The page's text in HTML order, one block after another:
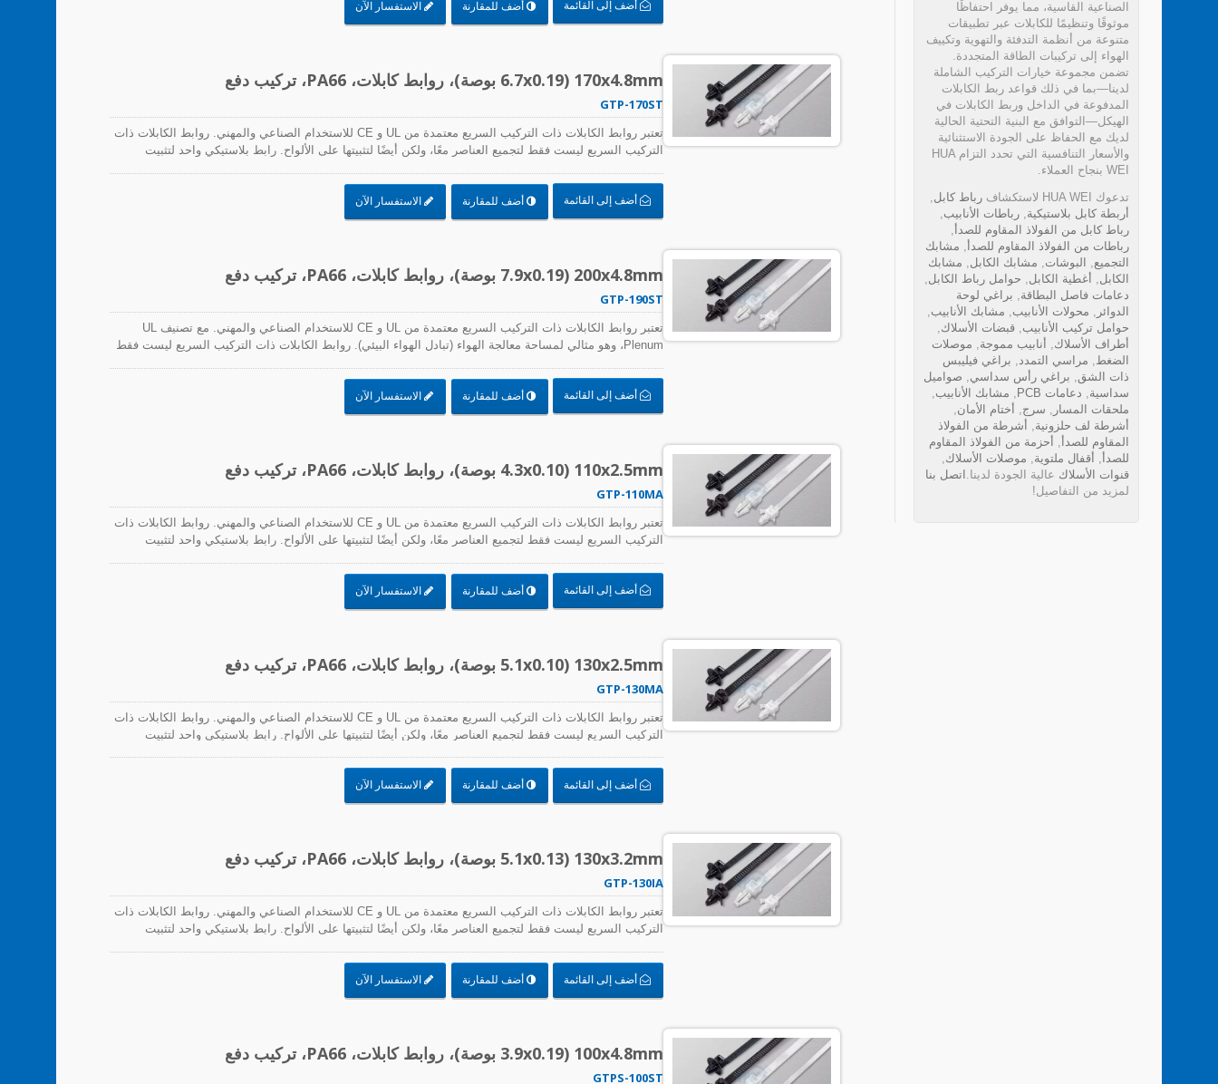
أضف إلى القائمة أضف للمقارنة الاستفسار الآن
170x4.8mm (6.7x0.19 بوصة)، روابط كابلات، PA66، تركيب دفع
GTP-170ST
تعتبر روابط الكابلات ذات التركيب السريع معتمدة من UL و CE للاستخدام الصناعي والمهني. روابط الكابلات ذات
التركيب السريع ليست فقط لتجميع العناصر معًا، ولكن أيضًا لتثبيتها على الألواح. رابط بلاستيكي واحد لتثبيت
العالي.
أضف إلى القائمة أضف للمقارنة الاستفسار الآن
200x4.8mm (7.9x0.19 بوصة)، روابط كابلات، PA66، تركيب دفع
GTP-190ST
تعتبر روابط الكابلات ذات التركيب السريع معتمدة من UL و CE للاستخدام الصناعي والمهني. مع تصنيف UL
Plenum، وهو مثالي لمساحة معالجة الهواء (تبادل الهواء البيئي). روابط الكابلات ذات التركيب السريع ليست فقط
ذلك دعم PCB والاستخدام في التطبيقات ذات الاهتزاز العالي.
أضف إلى القائمة أضف للمقارنة الاستفسار الآن
110x2.5mm (4.3x0.10 بوصة)، روابط كابلات، PA66، تركيب دفع
GTP-110MA
تعتبر روابط الكابلات ذات التركيب السريع معتمدة من UL و CE للاستخدام الصناعي والمهني. روابط الكابلات ذات
التركيب السريع ليست فقط لتجميع العناصر معًا، ولكن أيضًا لتثبيتها على الألواح. رابط بلاستيكي واحد لتثبيت
العالي.
أضف إلى القائمة أضف للمقارنة الاستفسار الآن
130x2.5mm (5.1x0.10 بوصة)، روابط كابلات، PA66، تركيب دفع
GTP-130MA
تعتبر روابط الكابلات ذات التركيب السريع معتمدة من UL و CE للاستخدام الصناعي والمهني. روابط الكابلات ذات
التركيب السريع ليست فقط لتجميع العناصر معًا، ولكن أيضًا لتثبيتها على الألواح. رابط بلاستيكي واحد لتثبيت
العالي.
أضف إلى القائمة أضف للمقارنة الاستفسار الآن
130x3.2mm (5.1x0.13 بوصة)، روابط كابلات، PA66، تركيب دفع
GTP-130IA
تعتبر روابط الكابلات ذات التركيب السريع معتمدة من UL و CE للاستخدام الصناعي والمهني. روابط الكابلات ذات
التركيب السريع ليست فقط لتجميع العناصر معًا، ولكن أيضًا لتثبيتها على الألواح. رابط بلاستيكي واحد لتثبيت
العالي.
أضف إلى القائمة أضف للمقارنة الاستفسار الآن
100x4.8mm (3.9x0.19 بوصة)، روابط كابلات، PA66، تركيب دفع
GTPS-100ST
الصناعية القاسية، مما يوفر احتفاظًا
موثوقًا وتنظيمًا للكابلات عبر تطبيقات
متنوعة من أنظمة التدفئة والتهوية وتكييف
الهواء إلى تركيبات الطاقة المتجددة.
تضمن مجموعة خيارات التركيب الشاملة
لدينا—بما في ذلك قواعد ربط الكابلات
المدفوعة في الداخل وربط الكابلات في
الهيكل—التوافق مع البنية التحتية الحالية
لديك مع الحفاظ على الجودة الاستثنائية
والأسعار التنافسية التي تحدد التزام HUA
WEI بنجاح العملاء.
تدعوك HUA WEI لاستكشاف
رباط كابل,
أربطة كابل بلاستيكية, رباطات الأنابيب,
رباط كابل من الفولاذ المقاوم للصدأ,
رباطات من الفولاذ المقاوم للصدأ, مشابك
التجميع, البوشات, مشابك الكابل, مشابك
الكابل, أغطية الكابل, حوامل رباط الكابل,
دعامات فاصل البطاقة, براغي لوحة
الدوائر , محولات الأنابيب, مشابك الأنابيب,
حوامل تركيب الأنابيب, قبضات الأسلاك,
أطراف الأسلاك, أنابيب مموجة, موصلات
الضغط, مراسي التمدد, براغي فيليبس
ذات الشق, براغي رأس سداسي, صواميل
سداسية, دعامات PCB , مشابك الأنابيب,
ملحقات المسار , سرج, أختام الأمان,
أشرطة لف حلزونية, أشرطة من الفولاذ
المقاوم للصدأ, أحزمة من الفولاذ المقاوم
للصدأ, أقفال ملتوية, موصلات الأسلاك,
قنوات الأسلاك عالية الجودة لدينا. اتصل بنا
لمزيد من التفاصيل!